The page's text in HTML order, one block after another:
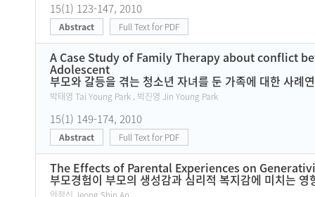
15(1) 123-147, 2010
Abstract Full Text for PDF
A Case Study of Family Therapy about conflict
Adolescent
부모와 갈등을 겪는 청소년 자녀를 둔 가족에 대한 사례
박태영 Tai Young Park , 박진영 Jin Young Park
15(1) 149-174, 2010
Abstract Full Text for PDF
The Effects of Parental Experiences on
부모경험이 부모의 생성감과 심리적 복지감에 미치는 영